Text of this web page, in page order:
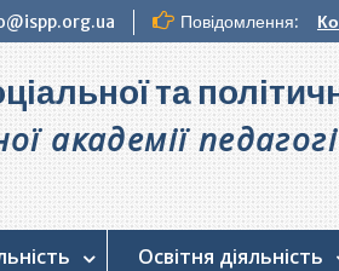
Повідомлення:
та
академії
Освітня діяльність